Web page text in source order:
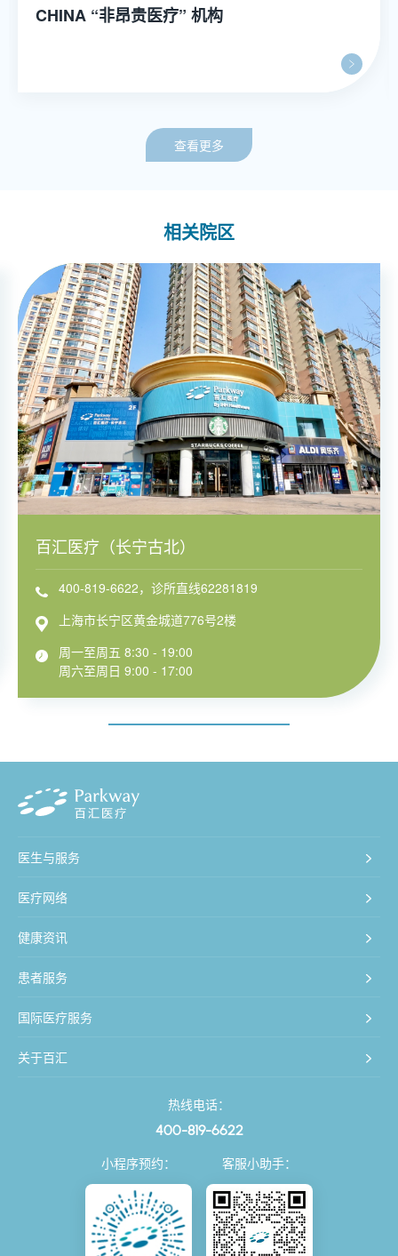
CHINA “非昂贵医疗” 机构
查看更多
相关院区
百汇医疗（长宁古北）
400-819-6622，诊所直线62281819
上海市长宁区黄金城道776号2楼
周一至周五 8:30 - 19:00
周六至周日 9:00 - 17:00
医生与服务
医疗网络
健康资讯
患者服务
国际医疗服务
关于百汇
热线电话：
400-819-6622
小程序预约： 客服小助手：